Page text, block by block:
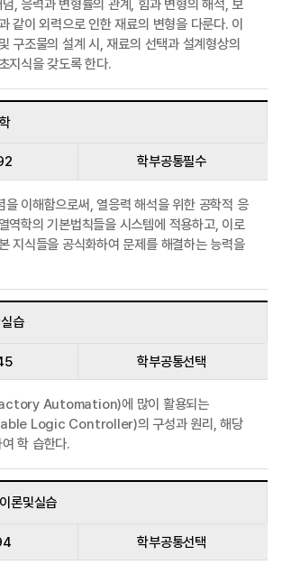
, 응력과 변형률의 관계, 힘과 변형의 해석, 보
같이 외력으로 인한 재료의 변형을 다룬다. 이
구조물의 설계 시, 재료의 선택과 설계형상의
지식을 갖도록 한다.
학부공통필수
을 이해함으로써, 열응력 해석을 위한 공학적 응
역학의 기본법칙들을 시스템에 적용하고, 이로
지식들을 공식화하여 문제를 해결하는 능력을
습
학부공통선택
Automation)에 많이 활용되는
Logic Controller)의 구성과 원리, 해당
학 습한다.
론및실습
학부공통선택